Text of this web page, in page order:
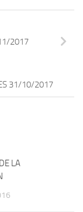
2017
31/10/2017
LA